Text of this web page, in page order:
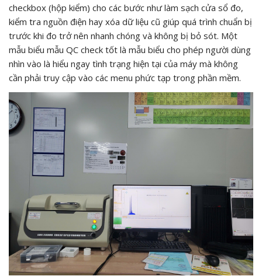
checkbox (hộp kiểm) cho các bước như làm sạch cửa sổ đo,
kiểm tra nguồn điện hay xóa dữ liệu cũ giúp quá trình chuẩn bị
trước khi đo trở nên nhanh chóng và không bị bỏ sót. Một
mẫu biểu mẫu QC check tốt là mẫu biểu cho phép người dùng
nhìn vào là hiểu ngay tình trạng hiện tại của máy mà không
cần phải truy cập vào các menu phức tạp trong phần mềm.